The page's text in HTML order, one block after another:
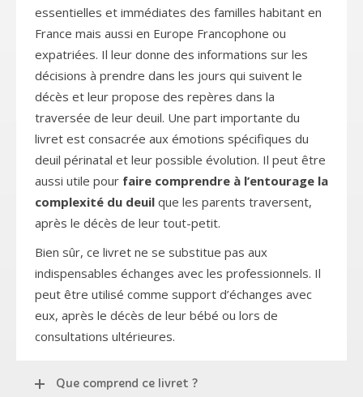
essentielles et immédiates des familles habitant en
France mais aussi en Europe Francophone ou
expatriées. Il leur donne des informations sur les
décisions à prendre dans les jours qui suivent le
décès et leur propose des repères dans la
traversée de leur deuil. Une part importante du
livret est consacrée aux émotions spécifiques du
deuil périnatal et leur possible évolution. Il peut être
aussi utile pour faire comprendre à l’entourage la
complexité du deuil que les parents traversent,
après le décès de leur tout-petit.
Bien sûr, ce livret ne se substitue pas aux
indispensables échanges avec les professionnels. Il
peut être utilisé comme support d’échanges avec
eux, après le décès de leur bébé ou lors de
consultations ultérieures.
Que comprend ce livret ?